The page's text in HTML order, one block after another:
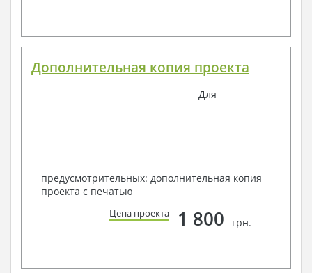
Дополнительная копия проекта
Для
предусмотрительных: дополнительная копия
проекта с печатью
Цена проекта 1 800 грн.